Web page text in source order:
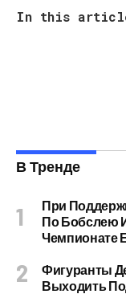
In this
В Тренде
При
По Бобслею
Чемпионате
Фигуранты
Выходить